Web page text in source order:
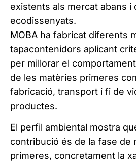
existents als mercat abans i
ecodissenyats.
MOBA ha fabricat diferents
tapacontenidors aplicant
per millorar el
de les matèries primeres
fabricació, transport i fi de
productes.
El perfil ambiental mostra
contribució és de la fase de
primeres, concretament la